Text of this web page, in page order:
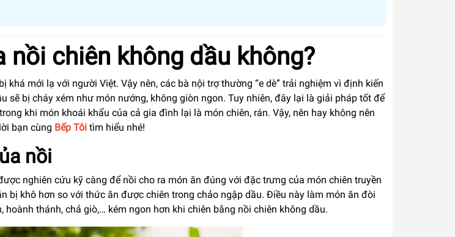
nồi chiên không dầu không?
khá mới lạ với người Việt. Vậy nên, các bà nội trợ thường “e dè” trải nghiệm vì định kiến
sẽ bị cháy xém như món nướng, không giòn ngon. Tuy nhiên, đây lại là giải pháp tốt để
khi món khoái khẩu của cả gia đình lại là món chiên, rán. Vậy, nên hay không nên
bạn cùng Bếp Tôi tìm hiểu nhé!
nồi
nghiên cứu kỹ càng để nồi cho ra món ăn đúng với đặc trưng của món chiên truyền
bị khô hơn so với thức ăn được chiên trong chảo ngập dầu. Điều này làm món ăn đòi
hoành thánh, chả giò,… kém ngon hơn khi chiên bằng nồi chiên không dầu.